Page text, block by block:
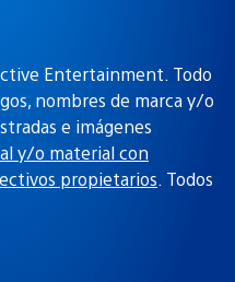
Entertainment. Todo
nombres de marca y/o
e imágenes
y/o material con
propietarios. Todos